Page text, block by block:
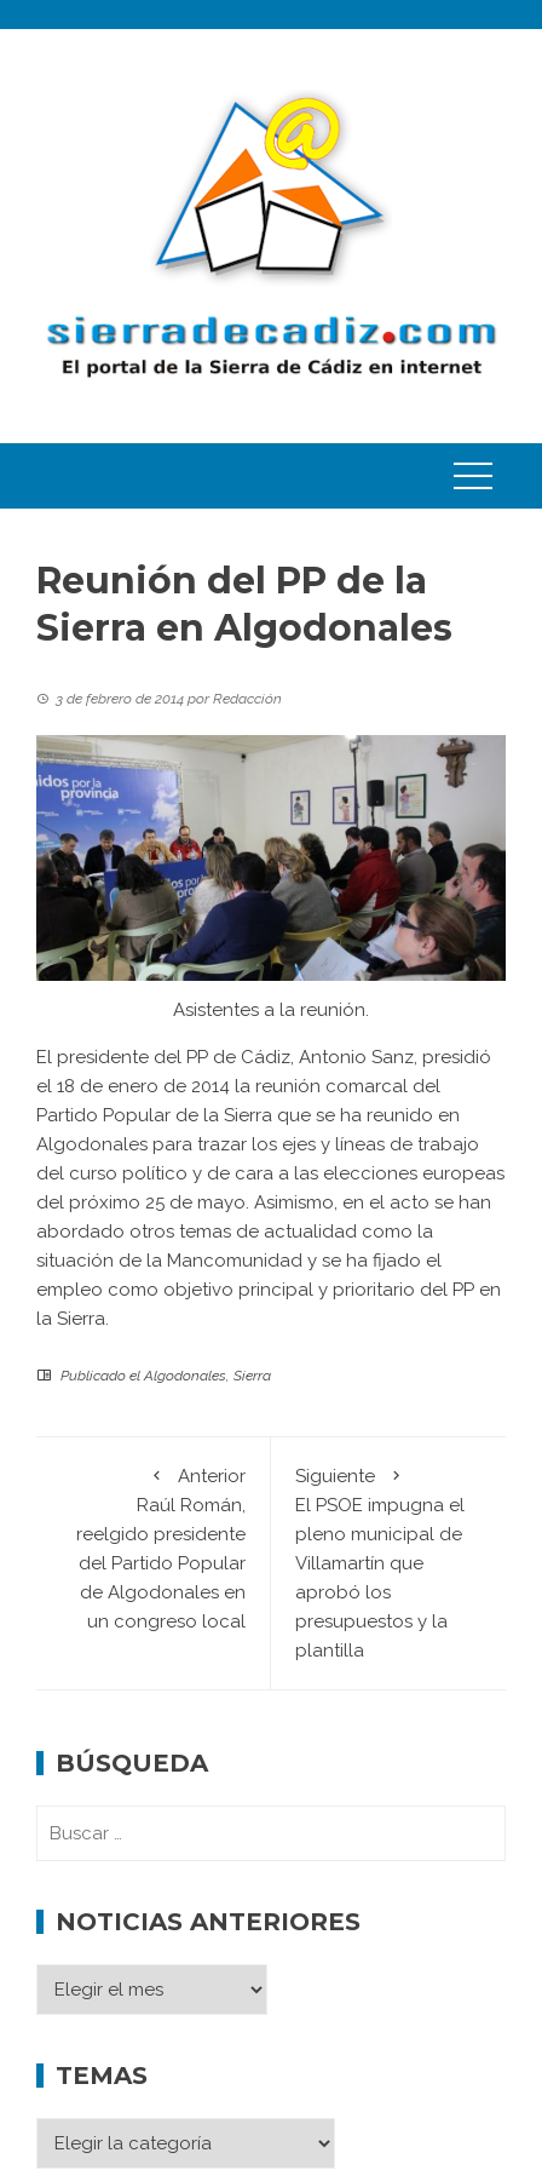
Reunión del PP de la
Sierra en Algodonales
3 de febrero de 2014 porRedacción
Asistentes a la reunión.
El presidente del PP de Cádiz, Antonio Sanz, presidió
el 18 de enero de 2014 la reunión comarcal del
Partido Popular de la Sierra que se ha reunido en
Algodonales para trazar los ejes y líneas de trabajo
del curso político y de cara a las elecciones europeas
del próximo 25 de mayo. Asimismo, en el acto se han
abordado otros temas de actualidad como la
situación de la Mancomunidad y se ha fijado el
empleo como objetivo principal y prioritario del PP en
la Sierra.
Publicado elAlgodonales, Sierra
Anterior
Raúl Román,
reelgido presidente
del Partido Popular
de Algodonales en
un congreso local
Siguiente
El PSOE impugna el
pleno municipal de
Villamartín que
aprobó los
presupuestos y la
plantilla
BÚSQUEDA
NOTICIAS ANTERIORES
TEMAS